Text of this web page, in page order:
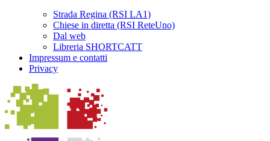
Strada Regina (RSI LA1)
Chiese in diretta (RSI ReteUno)
Dal web
Libreria SHORTCATT
Impressum e contatti
Privacy